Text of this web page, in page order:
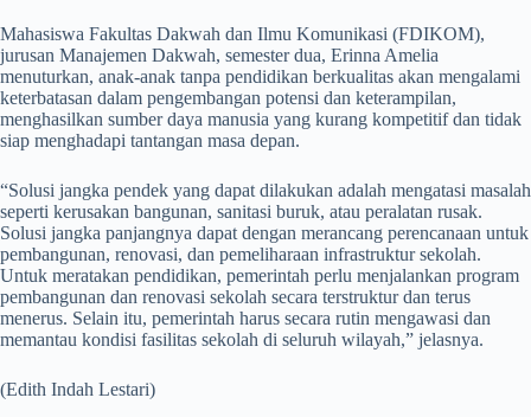
Mahasiswa Fakultas Dakwah dan Ilmu Komunikasi (FDIKOM),
jurusan Manajemen Dakwah, semester dua, Erinna Amelia
menuturkan, anak-anak tanpa pendidikan berkualitas akan mengalami
keterbatasan dalam pengembangan potensi dan keterampilan,
menghasilkan sumber daya manusia yang kurang kompetitif dan tidak
siap menghadapi tantangan masa depan.
“Solusi jangka pendek yang dapat dilakukan adalah mengatasi masalah
seperti kerusakan bangunan, sanitasi buruk, atau peralatan rusak.
Solusi jangka panjangnya dapat dengan merancang perencanaan untuk
pembangunan, renovasi, dan pemeliharaan infrastruktur sekolah.
Untuk meratakan pendidikan, pemerintah perlu menjalankan program
pembangunan dan renovasi sekolah secara terstruktur dan terus
menerus. Selain itu, pemerintah harus secara rutin mengawasi dan
memantau kondisi fasilitas sekolah di seluruh wilayah,” jelasnya.
(Edith Indah Lestari)